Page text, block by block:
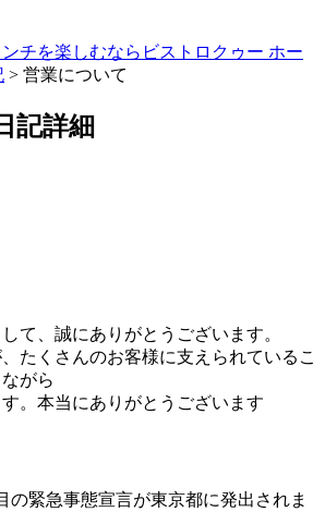
チを楽しむならビストロクゥー ホー
> 営業について
記詳細
て、誠にありがとうございます。
たくさんのお客様に支えられているこ
がら
。本当にありがとうございます
の緊急事態宣言が東京都に発出されま